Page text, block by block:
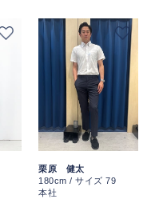
栗原 健太
180cm / サイズ 79
本社